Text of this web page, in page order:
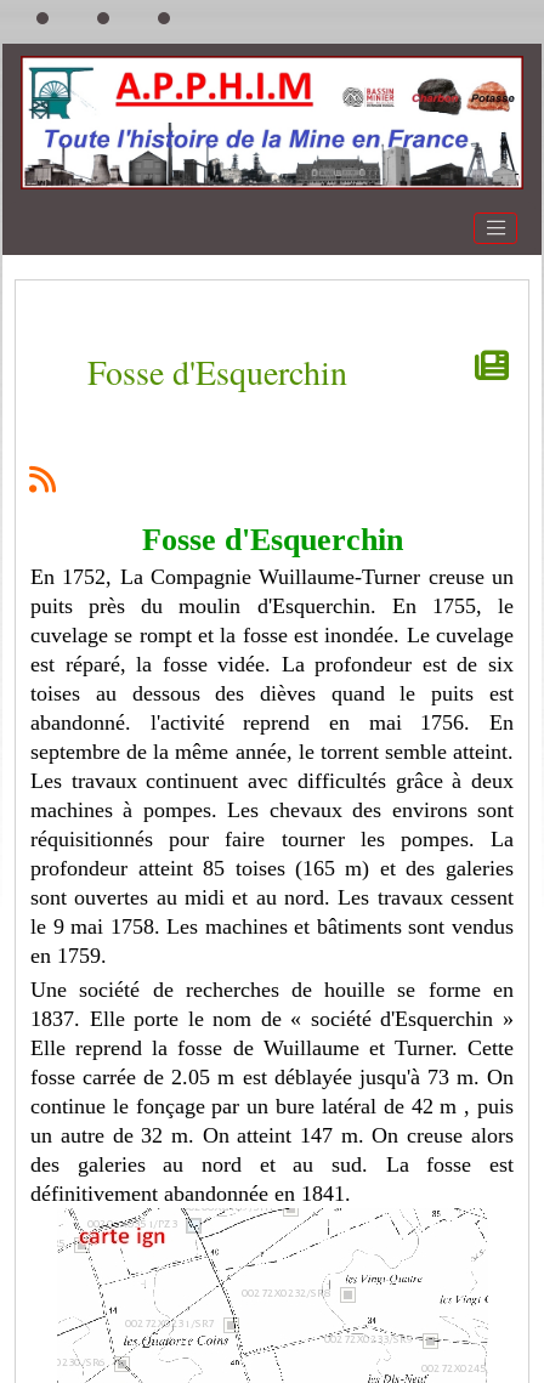
Fosse d'Esquerchin
Fosse d'Esquerchin
En 1752, La Compagnie Wuillaume-Turner creuse un
puits près du moulin d'Esquerchin. En 1755, le
cuvelage se rompt et la fosse est inondée. Le cuvelage
est réparé, la fosse vidée. La profondeur est de six
toises au dessous des dièves quand le puits est
abandonné. l'activité reprend en mai 1756. En
septembre de la même année, le torrent semble atteint.
Les travaux continuent avec difficultés grâce à deux
machines à pompes. Les chevaux des environs sont
réquisitionnés pour faire tourner les pompes. La
profondeur atteint 85 toises (165 m) et des galeries
sont ouvertes au midi et au nord. Les travaux cessent
le 9 mai 1758. Les machines et bâtiments sont vendus
en 1759.
Une société de recherches de houille se forme en
1837. Elle porte le nom de « société d'Esquerchin »
Elle reprend la fosse de Wuillaume et Turner. Cette
fosse carrée de 2.05 m est déblayée jusqu'à 73 m. On
continue le fonçage par un bure latéral de 42 m , puis
un autre de 32 m. On atteint 147 m. On creuse alors
des galeries au nord et au sud. La fosse est
définitivement abandonnée en 1841.